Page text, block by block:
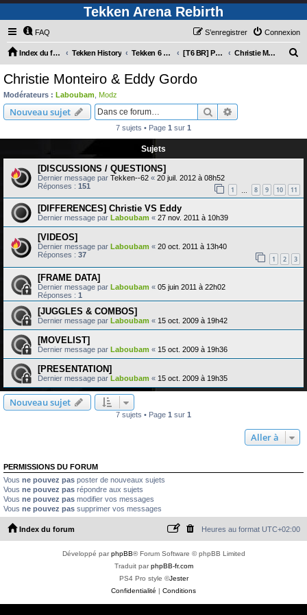
Tekken Arena Rebirth
FAQ Connexion
S’enregistrer
Index du forum Tekken History Tekken 6 Bloodline Rebellion [T6 BR] Personnages Christie Monteiro & Eddy Gordo
e
r
Christie Monteiro & Eddy Gordo
Modérateurs : Laboubam Modz
Nouveau sujet Rechercher
7 sujets • Page 1 sur 1
Sujets
[DISCUSSIONS / QUESTIONS]
Dernier message par Tekken--62 « 20 juil. 2012 à 08h52
Réponses : 151 1 8 9 10 11
[DIFFERENCES] Christie VS Eddy
Dernier message par Laboubam « 27 nov. 2011 à 10h39
[VIDEOS]
Dernier message par Laboubam « 20 oct. 2011 à 13h40
Réponses : 37 1 2 3
[FRAME DATA]
Dernier message par Laboubam « 05 juin 2011 à 22h02
Réponses : 1
[JUGGLES & COMBOS]
Dernier message par Laboubam « 15 oct. 2009 à 19h42
[MOVELIST]
Dernier message par Laboubam « 15 oct. 2009 à 19h36
[PRESENTATION]
Dernier message par Laboubam « 15 oct. 2009 à 19h35
Nouveau sujet
7 sujets • Page 1 sur 1
Aller à
PERMISSIONS DU FORUM
Vous ne pouvez pas poster de nouveaux sujets
Vous ne pouvez pas répondre aux sujets
Vous ne pouvez pas modifier vos messages
Vous ne pouvez pas supprimer vos messages
Index du forum Heures au format UTC+02:00
Développé parphpBB® Forum Software © phpBB Limited
Traduit parphpBB-fr.com
PS4 Pro style ©Jester
Confidentialité | Conditions